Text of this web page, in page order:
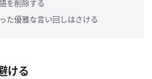
を削除する
た優雅な言い回しはさける
ける